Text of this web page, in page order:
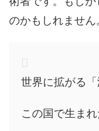
のかもしれません
世界に拡がる
この国で生ま